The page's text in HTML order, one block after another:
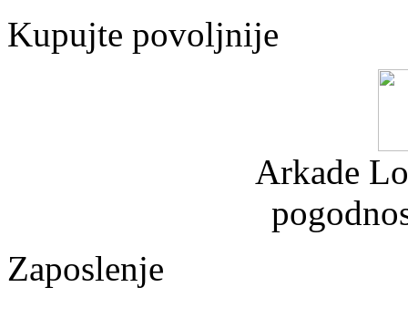
Kupujte povoljnije
Arkade
Zaposlenje